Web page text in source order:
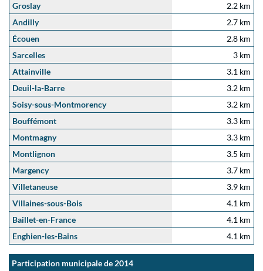
Groslay
2.2 km
Andilly
2.7 km
Écouen
2.8 km
Sarcelles
3 km
Attainville
3.1 km
Deuil-la-Barre
3.2 km
Soisy-sous-Montmorency
3.2 km
Bouffémont
3.3 km
Montmagny
3.3 km
Montlignon
3.5 km
Margency
3.7 km
Villetaneuse
3.9 km
Villaines-sous-Bois
4.1 km
Baillet-en-France
4.1 km
Enghien-les-Bains
4.1 km
Participation municipale de 2014